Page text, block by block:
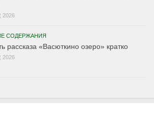
2026
СОДЕРЖАНИЯ
рассказа «Васюткино озеро» кратко
2026